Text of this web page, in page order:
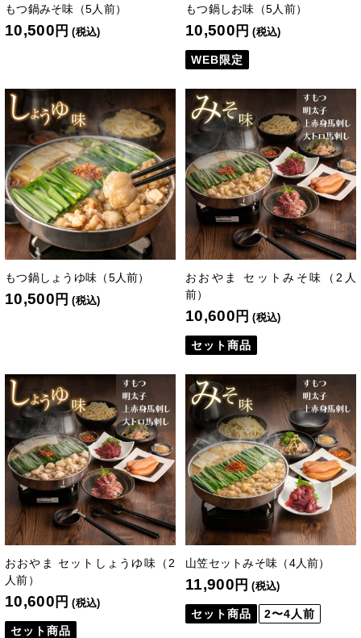
もつ鍋みそ味（5人前）
10,500 円 (税込)
もつ鍋しお味（5人前）
10,500 円 (税込)
WEB限定
もつ鍋しょうゆ味（5人前）
10,500 円 (税込)
おおやま セットみそ味（2人
前）
10,600 円 (税込)
セット商品
おおやま セットしょうゆ味（2
人前）
10,600 円 (税込)
セット商品
山笠セットみそ味（4人前）
11,900 円 (税込)
セット商品 2〜4人前